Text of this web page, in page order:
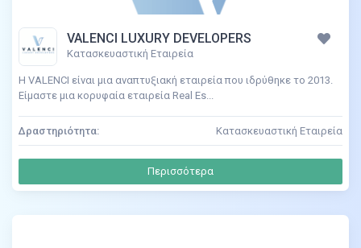
VALENCI LUXURY DEVELOPERS
Κατασκευαστική Εταιρεία
Η VALENCI είναι μια αναπτυξιακή εταιρεία που ιδρύθηκε το 2013.
Είμαστε μια κορυφαία εταιρεία Real Es...
Δραστηριότητα: Κατασκευαστική Εταιρεία
Περισσότερα